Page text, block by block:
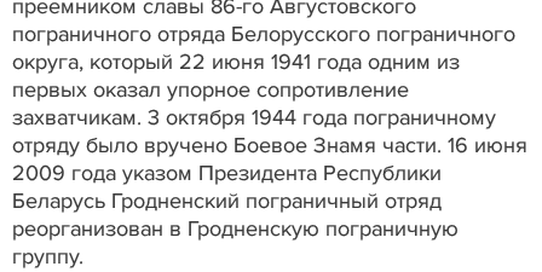
преемником славы 86-го Августовского
пограничного отряда Белорусского пограничного
округа, который 22 июня 1941 года одним из
первых оказал упорное сопротивление
захватчикам. 3 октября 1944 года пограничному
отряду было вручено Боевое Знамя части. 16 июня
2009 года указом Президента Республики
Беларусь Гродненский пограничный отряд
реорганизован в Гродненскую пограничную
группу.